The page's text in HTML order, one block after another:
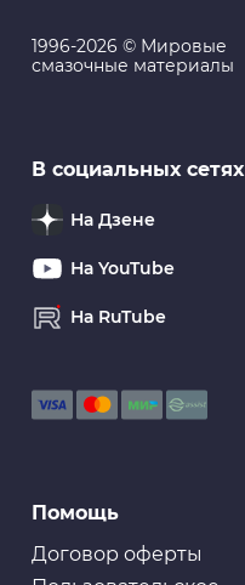
1996-2026 © Мировые
смазочные материалы
Помощь
Договор оферты
В социальных сетях
На Дзене
На YouTube
На RuTube